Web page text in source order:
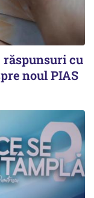
răspunsuri cu
noul PIAS